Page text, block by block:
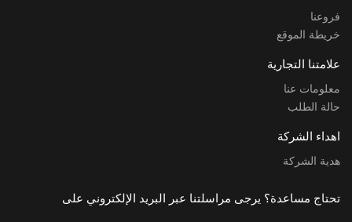
فروعنا
خريطة الموقع
علامتنا التجارية
معلومات عنا
حالة الطلب
اهداء الشركة
هدية الشركة
تحتاج مساعدة؟ يرجى مراسلتنا عبر البريد الإلكتروني على